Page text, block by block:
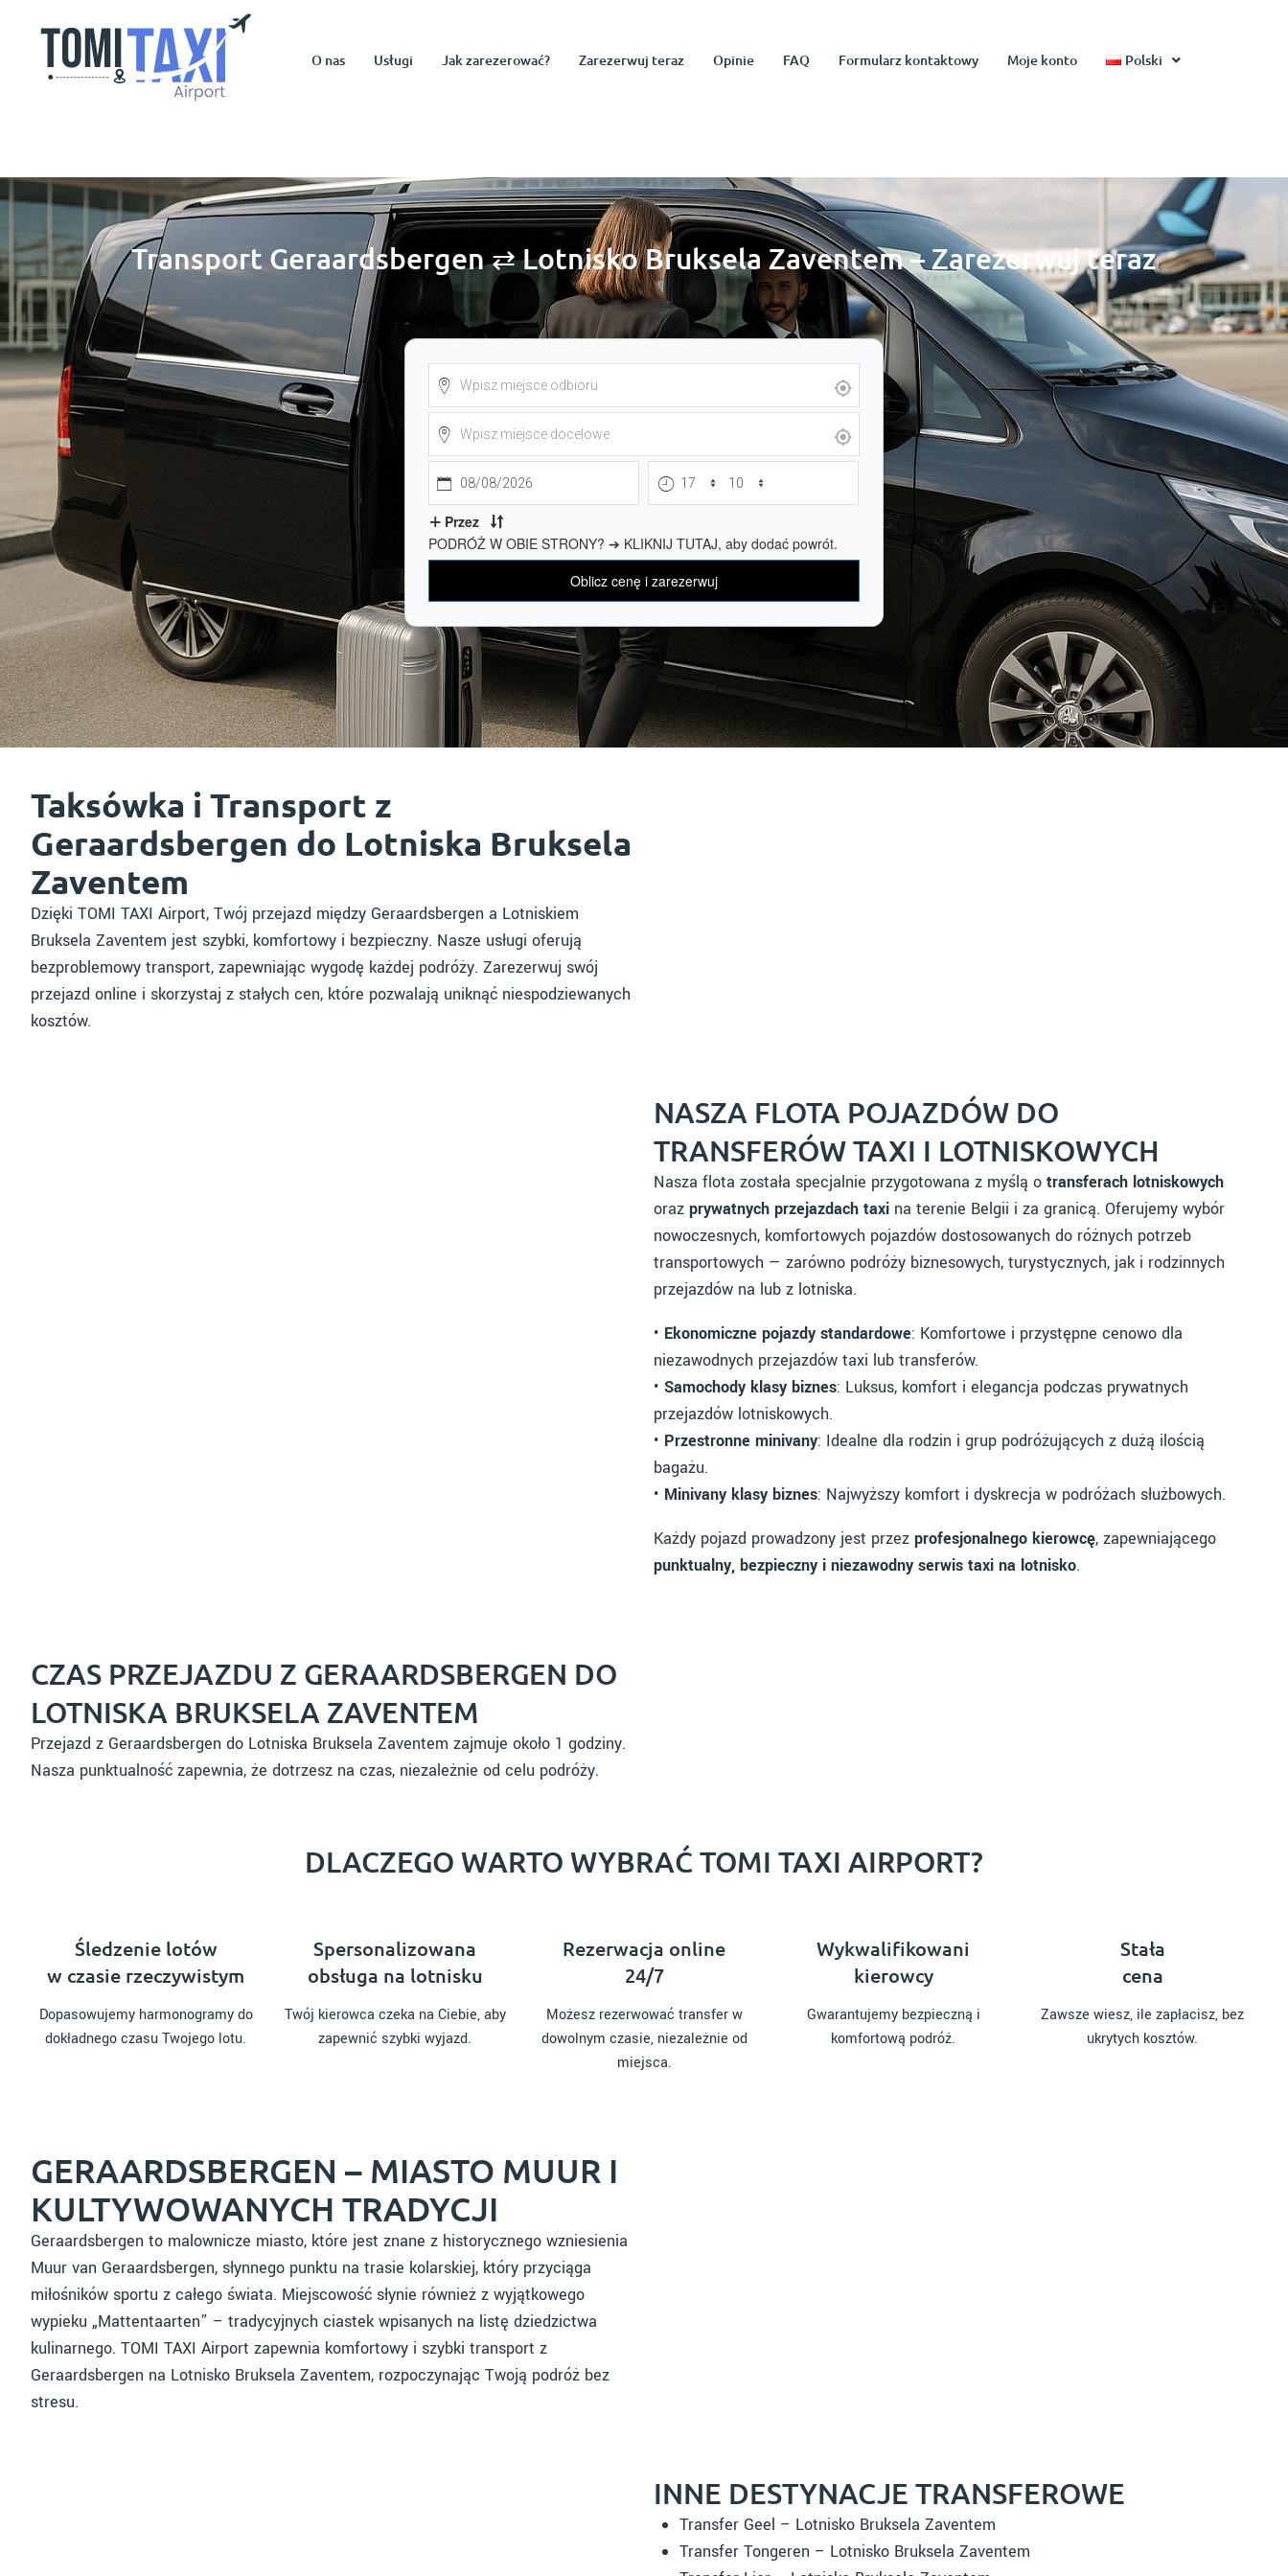
O nas Usługi Jak zarezerować? Zarezerwuj teraz Opinie FAQ Formularz kontaktowy Moje konto Polski
Transport Geraardsbergen ⇄ Lotnisko Bruksela Zaventem – Zarezerwuj teraz
Taksówka i Transport z
Geraardsbergen do Lotniska Bruksela
Zaventem
Dzięki TOMI TAXI Airport, Twój przejazd między Geraardsbergen a Lotniskiem
Bruksela Zaventem jest szybki, komfortowy i bezpieczny. Nasze usługi oferują
bezproblemowy transport, zapewniając wygodę każdej podróży. Zarezerwuj swój
przejazd online i skorzystaj z stałych cen, które pozwalają uniknąć niespodziewanych
kosztów.
NASZA FLOTA POJAZDÓW DO
TRANSFERÓW TAXI I LOTNISKOWYCH
Nasza flota została specjalnie przygotowana z myślą o transferach lotniskowych
oraz prywatnych przejazdach taxi na terenie Belgii i za granicą. Oferujemy wybór
nowoczesnych, komfortowych pojazdów dostosowanych do różnych potrzeb
transportowych — zarówno podróży biznesowych, turystycznych, jak i rodzinnych
przejazdów na lub z lotniska.
• Ekonomiczne pojazdy standardowe: Komfortowe i przystępne cenowo dla
niezawodnych przejazdów taxi lub transferów.
• Samochody klasy biznes: Luksus, komfort i elegancja podczas prywatnych
przejazdów lotniskowych.
• Przestronne minivany: Idealne dla rodzin i grup podróżujących z dużą ilością
bagażu.
• Minivany klasy biznes: Najwyższy komfort i dyskrecja w podróżach służbowych.
Każdy pojazd prowadzony jest przez profesjonalnego kierowcę, zapewniającego
punktualny, bezpieczny i niezawodny serwis taxi na lotnisko.
CZAS PRZEJAZDU Z GERAARDSBERGEN DO
LOTNISKA BRUKSELA ZAVENTEM
Przejazd z Geraardsbergen do Lotniska Bruksela Zaventem zajmuje około 1 godziny.
Nasza punktualność zapewnia, że dotrzesz na czas, niezależnie od celu podróży.
DLACZEGO WARTO WYBRAĆ TOMI TAXI AIRPORT?
Śledzenie lotów
w czasie rzeczywistym
Dopasowujemy harmonogramy do
dokładnego czasu Twojego lotu.
Spersonalizowana
obsługa na lotnisku
Twój kierowca czeka na Ciebie, aby
zapewnić szybki wyjazd.
Rezerwacja online
24/7
Możesz rezerwować transfer w
dowolnym czasie, niezależnie od
miejsca.
Wykwalifikowani
kierowcy
Gwarantujemy bezpieczną i
komfortową podróż.
Stała
cena
Zawsze wiesz, ile zapłacisz, bez
ukrytych kosztów.
GERAARDSBERGEN – MIASTO MUUR I
KULTYWOWANYCH TRADYCJI
Geraardsbergen to malownicze miasto, które jest znane z historycznego wzniesienia
Muur van Geraardsbergen, słynnego punktu na trasie kolarskiej, który przyciąga
miłośników sportu z całego świata. Miejscowość słynie również z wyjątkowego
wypieku „Mattentaarten” – tradycyjnych ciastek wpisanych na listę dziedzictwa
kulinarnego. TOMI TAXI Airport zapewnia komfortowy i szybki transport z
Geraardsbergen na Lotnisko Bruksela Zaventem, rozpoczynając Twoją podróż bez
stresu.
INNE DESTYNACJE TRANSFEROWE
Transfer Geel – Lotnisko Bruksela Zaventem
Transfer Tongeren – Lotnisko Bruksela Zaventem